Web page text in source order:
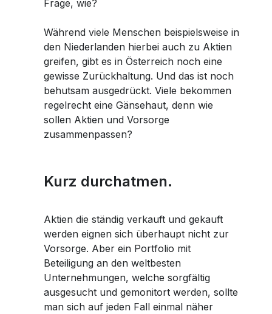
Frage, wie?
Während viele Menschen beispielsweise in
den Niederlanden hierbei auch zu Aktien
greifen, gibt es in Österreich noch eine
gewisse Zurückhaltung. Und das ist noch
behutsam ausgedrückt. Viele bekommen
regelrecht eine Gänsehaut, denn wie
sollen Aktien und Vorsorge
zusammenpassen?
Kurz durchatmen.
Aktien die ständig verkauft und gekauft
werden eignen sich überhaupt nicht zur
Vorsorge. Aber ein Portfolio mit
Beteiligung an den weltbesten
Unternehmungen, welche sorgfältig
ausgesucht und gemonitort werden, sollte
man sich auf jeden Fall einmal näher